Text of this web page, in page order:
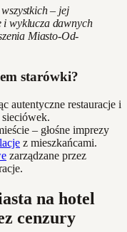
– jej
i wyklucza dawnych
Miasto-Od-
starówki?
autentyczne restauracje i
– głośne imprezy
z mieszkańcami.
zarządzane przez
na hotel
cenzury